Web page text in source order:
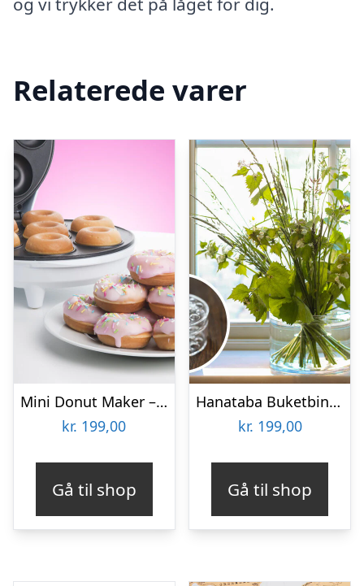
Relaterede varer
Mini Donut Maker – KitchPro
kr. 199,00
Gå til shop
Hanataba Buketbinder
kr. 199,00
Gå til shop